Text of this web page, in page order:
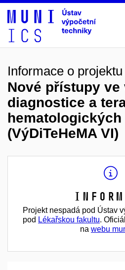
Informace o projektu
Nové přístupy ve
diagnostice a
(VýDiTeHeMA VI)
Projekt nespadá pod Ústav
pod Lékařskou fakultu.
na webu